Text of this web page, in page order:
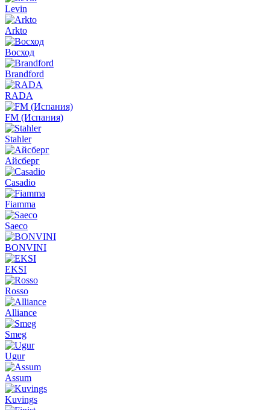
Levin
Arkto
Восход
Brandford
RADA
FM (Испания)
Stahler
Айсберг
Casadio
Fiamma
Saeco
BONVINI
EKSI
Rosso
Alliance
Smeg
Ugur
Assum
Kuvings